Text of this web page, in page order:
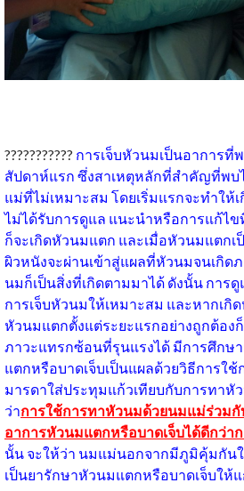
??????????? การเจ็บหัวนมเป็นอาการที่
สัปดาห์แรก ซึ่งสาเหตุหลักที่สำคัญที่พ
แม่ที่ไม่เหมาะสม โดยเริ่มแรกจะทำให้
ไม่ได้รับการดูแล แนะนำหรือการแก้ไข
ก็จะเกิดหัวนมแตก และเมื่อหัวนมแตกเ
ผิวหนังจะผ่านเข้าสู่แผลที่หัวนมจนเกิด
นมก็เป็นสิ่งที่เกิดตามมาได้ ดังนั้น กา
การเจ็บหัวนมให้เหมาะสม และหากเ
หัวนมแตกตั้งแต่ระยะแรกอย่างถูกต้อง
ภาวะแทรกซ้อนที่รุนแรงได้ มีการศึกษ
แตกหรือบาดเจ็บเป็นแผลด้วยวิธีการใ
มารดาใส่ประทุมแก้วเทียบกับการทาหั
ว่าการใช้การทาหัวนมด้วยนมแม่ร่วม
อาการหัวนมแตกหรือบาดเจ็บได้ดีกว่
นั้น จะให้ว่า นมแม่นอกจากมีภูมิคุ้มกัน
เป็นยารักษาหัวนมแตกหรือบาดเจ็บให้